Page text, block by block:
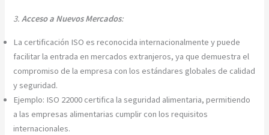
3.Acceso a Nuevos Mercados:
La certificación ISO es reconocida internacionalmente y puede
facilitar la entrada en mercados extranjeros, ya que demuestra el
compromiso de la empresa con los estándares globales de calidad
y seguridad.
Ejemplo: ISO 22000 certifica la seguridad alimentaria, permitiendo
a las empresas alimentarias cumplir con los requisitos
internacionales.